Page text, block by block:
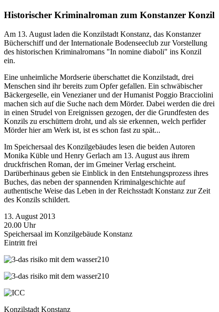
Historischer Kriminalroman zum Konstanzer Konzil
Am 13. August laden die Konzilstadt Konstanz, das Konstanzer
Bücherschiff und der Internationale Bodenseeclub zur Vorstellung
des historischen Kriminalromans "In nomine diaboli" ins Konzil
ein.
Eine unheimliche Mordserie überschattet die Konzilstadt, drei
Menschen sind ihr bereits zum Opfer gefallen. Ein schwäbischer
Bäckergeselle, ein Venezianer und der Humanist Poggio Bracciolini
machen sich auf die Suche nach dem Mörder. Dabei werden die drei
in einen Strudel von Ereignissen gezogen, der die Grundfesten des
Konzils zu erschüttern droht, und als sie erkennen, welch perfider
Mörder hier am Werk ist, ist es schon fast zu spät...
Im Speichersaal des Konzilgebäudes lesen die beiden Autoren
Monika Küble und Henry Gerlach am 13. August aus ihrem
druckfrischen Roman, der im Gmeiner Verlag erscheint.
Darüberhinaus geben sie Einblick in den Entstehungsprozess ihres
Buches, das neben der spannenden Kriminalgeschichte auf
authentische Weise das Leben in der Reichsstadt Konstanz zur Zeit
des Konzils schildert.
13. August 2013
20.00 Uhr
Speichersaal im Konzilgebäude Konstanz
Eintritt frei
Konzilstadt Konstanz